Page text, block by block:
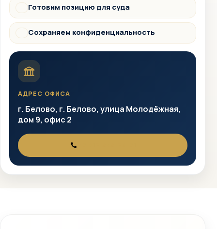
СудГотовим позицию для суда
Защита
Сохраняем конфиденциальность
АДРЕС ОФИСА
г. Белово, г. Белово, улица Молодёжная,
дом 9, офис 2